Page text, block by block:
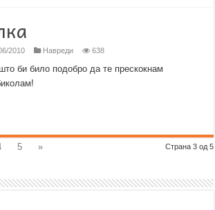
2010 Навреди 638
би било подобро да те прескокнам
Страна 3 од 5
5 »